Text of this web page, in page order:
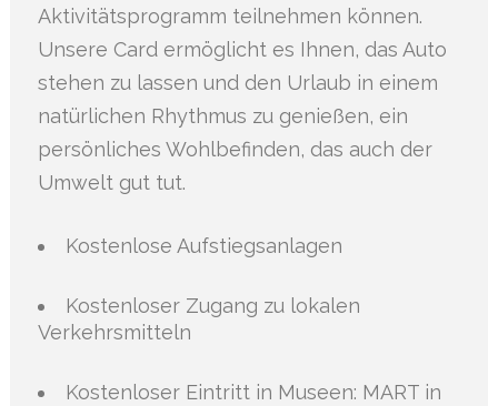
Aktivitätsprogramm teilnehmen können.
Unsere Card ermöglicht es Ihnen, das Auto
stehen zu lassen und den Urlaub in einem
natürlichen Rhythmus zu genießen, ein
persönliches Wohlbefinden, das auch der
Umwelt gut tut.
Kostenlose Aufstiegsanlagen
Kostenloser Zugang zu lokalen
Verkehrsmitteln
Kostenloser Eintritt in Museen: MART in